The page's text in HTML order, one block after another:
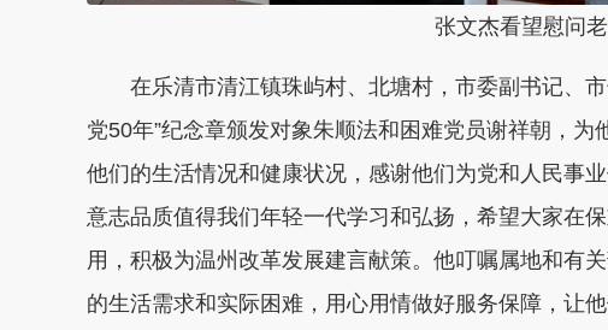
张文杰看望慰问老
在乐清市清江镇珠屿村、北塘村，市委副书记、
党50年”纪念章颁发对象朱顺法和困难党员谢祥朝，
他们的生活情况和健康状况，感谢他们为党和人民事
意志品质值得我们年轻一代学习和弘扬，希望大家在
用，积极为温州改革发展建言献策。他叮嘱属地和有
的生活需求和实际困难，用心用情做好服务保障，让